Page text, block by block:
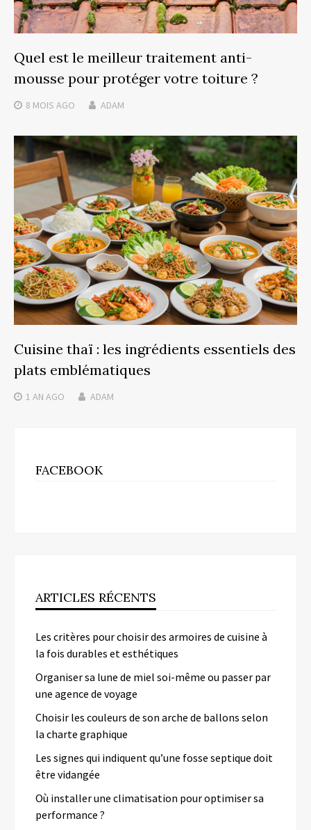
Quel est le meilleur traitement anti-
mousse pour protéger votre toiture ?
8 MOIS AGO ADAM
Cuisine thaï : les ingrédients essentiels des
plats emblématiques
1 AN AGO ADAM
FACEBOOK
ARTICLES RÉCENTS
Les critères pour choisir des armoires de cuisine à
la fois durables et esthétiques
Organiser sa lune de miel soi-même ou passer par
une agence de voyage
Choisir les couleurs de son arche de ballons selon
la charte graphique
Les signes qui indiquent qu’une fosse septique doit
être vidangée
Où installer une climatisation pour optimiser sa
performance ?